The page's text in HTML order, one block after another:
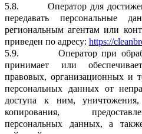
5.8.
Оператор для
передавать персональные
региональным агентам или
приведен по адресу: https://
5.9.
Оператор при
принимает или
правовых, организационных и
персональных данных от
доступа к ним, уничтожения,
копирования,
персональных данных, а